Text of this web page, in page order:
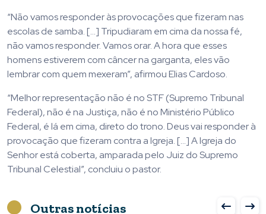
“Não vamos responder às provocações que fizeram nas
escolas de samba. […] Tripudiaram em cima da nossa fé,
não vamos responder. Vamos orar. A hora que esses
homens estiverem com câncer na garganta, eles vão
lembrar com quem mexeram”, afirmou Elias Cardoso.
“Melhor representação não é no STF (Supremo Tribunal
Federal), não é na Justiça, não é no Ministério Público
Federal, é lá em cima, direto do trono. Deus vai responder à
provocação que fizeram contra a Igreja. […] A Igreja do
Senhor está coberta, amparada pelo Juiz do Supremo
Tribunal Celestial”, concluiu o pastor.
Outras notícias